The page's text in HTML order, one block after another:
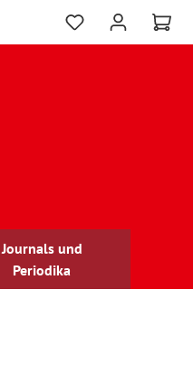
Journals und
Periodika